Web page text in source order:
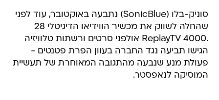
סוניק-בלו (SonicBlue) נתבעה באוקטובר, עוד לפני
שהחלה לשווק את מכשיר הווידיאו הדיגיטלי 28
.ReplayTV 4000 אולפני סרטים ורשתות טלוויזיה
הגישו תביעה נגד החברה בעוון הפרת פטנטים -
פעולת מנע שנבעה מהתגובה המאוחרת של תעשיית
המוסיקה לנאפסטר.